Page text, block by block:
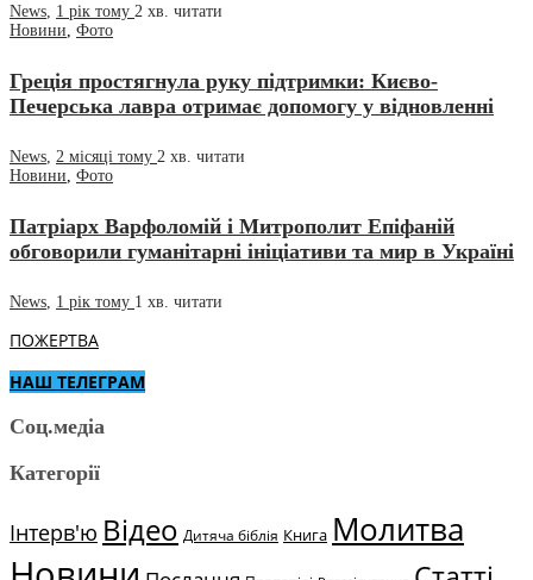
News 1 рік тому 2 хв. читати
Новини Фото
Греція простягнула руку підтримки: Києво-
Печерська лавра отримає допомогу у відновленні
News 2 місяці тому 2 хв. читати
Новини Фото
Патріарх Варфоломій і Митрополит Епіфаній
обговорили гуманітарні ініціативи та мир в Україні
News 1 рік тому 1 хв. читати
ПОЖЕРТВА
НАШ ТЕЛЕГРАМ
Соц.медіа
Категорії
Інтерв'ю Відео Дитяча біблія Книга Молитва